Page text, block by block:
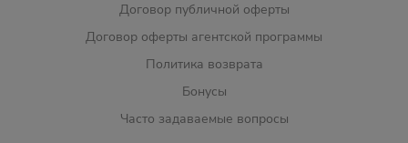
Договор публичной оферты
Договор оферты агентской программы
Политика возврата
Бонусы
Часто задаваемые вопросы